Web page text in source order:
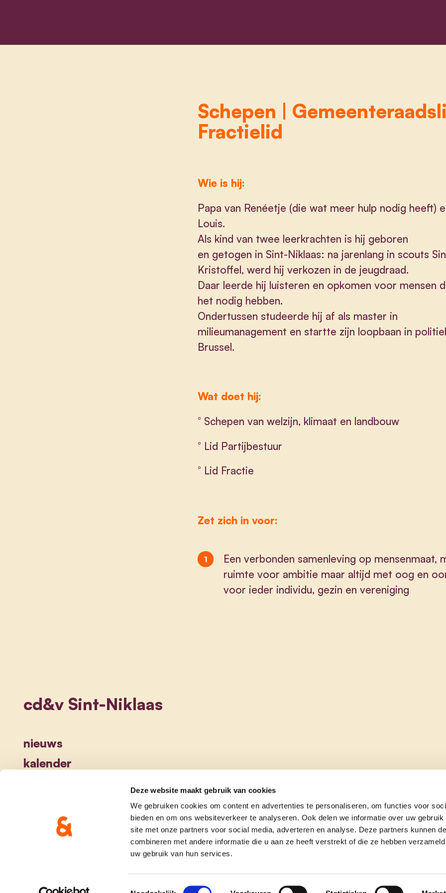
Deze website maakt gebruik van cookies
We gebruiken cookies om content en advertenties te personaliseren, om functies voor
bieden en om ons websiteverkeer te analyseren. Ook delen we informatie over uw gebruik
site met onze partners voor social media, adverteren en analyse. Deze partners kunnen
combineren met andere informatie die u aan ze heeft verstrekt of die ze hebben
uw gebruik van hun services.
Toestemmingsselectie
Schepen |
Fractielid
Wie is hij:
Papa van Renéetje (die wat meer hulp nodig heeft)
Louis.
Als kind van twee leerkrachten is hij geboren
en getogen in Sint-Niklaas: na jarenlang in scouts
Kristoffel, werd hij verkozen in de jeugdraad.
Daar leerde hij luisteren en opkomen voor mensen
het nodig hebben.
Ondertussen studeerde hij af als master in
milieumanagement en startte zijn loopbaan in
Brussel.
Wat doet hij:
° Schepen van welzijn, klimaat en landbouw
° Lid Partijbestuur
° Lid Fractie
Zet zich in voor:
Een verbonden samenleving op mensenmaat,
ruimte voor ambitie maar altijd met oog en
voor ieder individu, gezin en vereniging
cd&v Sint-Niklaas
nieuws
kalender
onze partij doe mee contact